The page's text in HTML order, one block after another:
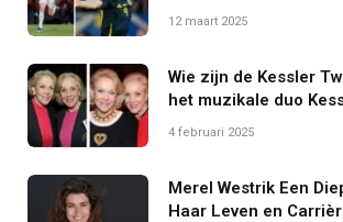
12 maart 2025
Wie zijn de Kessler
het muzikale duo
4 februari 2025
Merel Westrik Een
Haar Leven en